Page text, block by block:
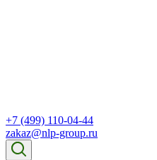
+7 (499) 110-04-44
zakaz@nlp-group.ru